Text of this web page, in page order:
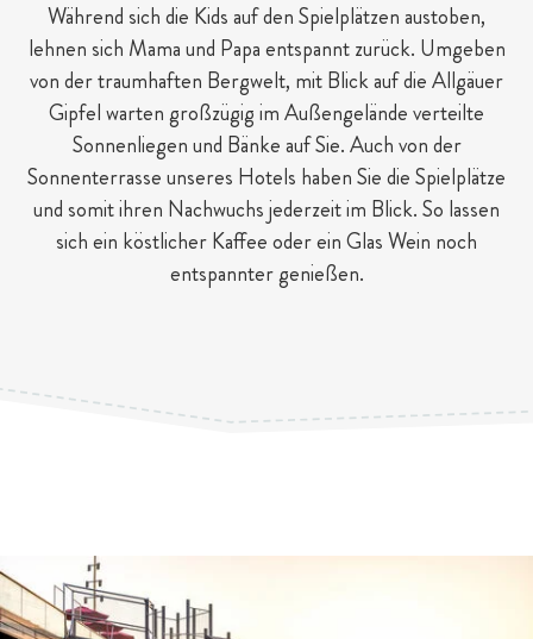
Während sich die Kids auf den Spielplätzen austoben,
lehnen sich Mama und Papa entspannt zurück. Umgeben
von der traumhaften Bergwelt, mit Blick auf die Allgäuer
Gipfel warten großzügig im Außengelände verteilte
Sonnenliegen und Bänke auf Sie. Auch von der
Sonnenterrasse unseres Hotels haben Sie die Spielplätze
und somit ihren Nachwuchs jederzeit im Blick. So lassen
sich ein köstlicher Kaffee oder ein Glas Wein noch
entspannter genießen.